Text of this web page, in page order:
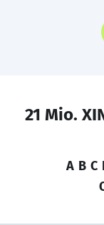
21 Mio.
A B C